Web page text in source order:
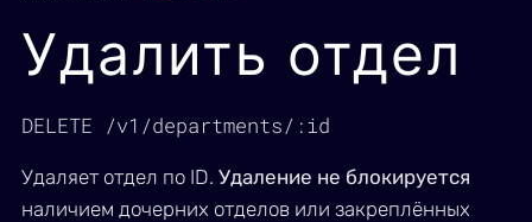
Удалить отдел
DELETE /v1/departments/:id
Удаляет отдел по ID. Удаление не блокируется
наличием дочерних отделов или закреплённых